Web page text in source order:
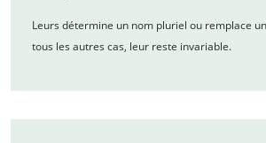
Leurs détermine un nom pluriel ou remplace
tous les autres cas, leur reste invariable.